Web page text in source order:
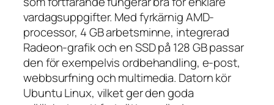
vardagsuppgifter. Med fyrkärnig AMD-
processor, 4 GB arbetsminne, integrerad
Radeon-grafik och en SSD på 128 GB passar
den för exempelvis ordbehandling, e-post,
webbsurfning och multimedia. Datorn kör
Ubuntu Linux, vilket ger den goda